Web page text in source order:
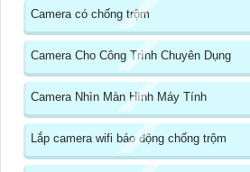
Camera có chống trộm
Camera Cho Công Trình Chuyên Dụng
Camera Nhìn Màn Hình Máy Tính
Lắp camera wifi báo động chống trộm